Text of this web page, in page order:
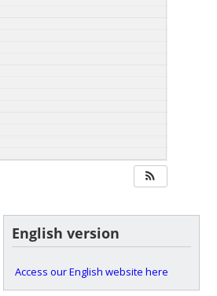
English version
Access our English website here